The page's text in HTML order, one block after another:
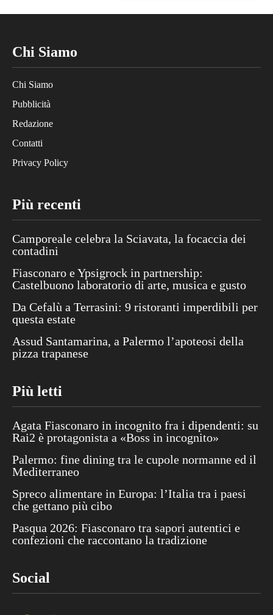
Chi Siamo
Chi Siamo
Pubblicità
Redazione
Contatti
Privacy Policy
Più recenti
Camporeale celebra la Sciavata, la focaccia dei
contadini
Fiasconaro e Ypsigrock in partnership:
Castelbuono laboratorio di arte, musica e gusto
Da Cefalù a Terrasini: 9 ristoranti imperdibili per
questa estate
Assud Santamarina, a Palermo l’apoteosi della
pizza trapanese
Più letti
Agata Fiasconaro in incognito fra i dipendenti: su
Rai2 è protagonista a «Boss in incognito»
Palermo: fine dining tra le cupole normanne ed il
Mediterraneo
Spreco alimentare in Europa: l’Italia tra i paesi
che gettano più cibo
Pasqua 2026: Fiasconaro tra sapori autentici e
confezioni che raccontano la tradizione
Social